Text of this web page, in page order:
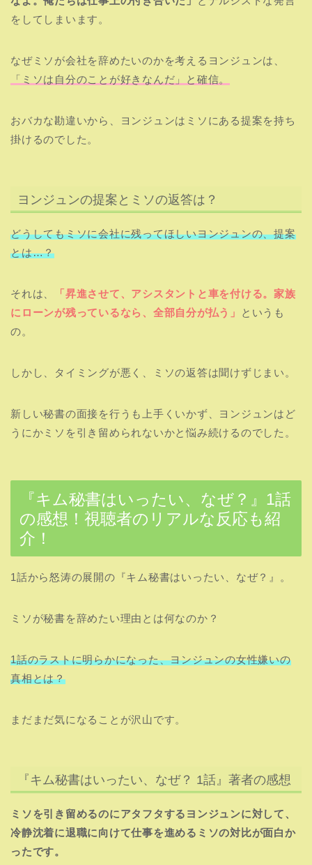
をしてしまいます。
なぜミソが会社を辞めたいのかを考えるヨンジュンは、
「ミソは自分のことが好きなんだ」と確信。
おバカな勘違いから、ヨンジュンはミソにある提案を持ち
掛けるのでした。
ヨンジュンの提案とミソの返答は？
どうしてもミソに会社に残ってほしいヨンジュンの、提案
とは…？
それは、
「昇進させて、アシスタントと車を付ける。家族
にローンが残っているなら、全部自分が払う」
というも
の。
しかし、タイミングが悪く、ミソの返答は聞けずじまい。
新しい秘書の面接を行うも上手くいかず、ヨンジュンはど
うにかミソを引き留められないかと悩み続けるのでした。
『キム秘書はいったい、なぜ？』1話
の感想！視聴者のリアルな反応も紹
介！
1話から怒涛の展開の『キム秘書はいったい、なぜ？』。
ミソが秘書を辞めたい理由とは何なのか？
1話のラストに明らかになった、ヨンジュンの女性嫌いの
真相とは？
まだまだ気になることが沢山です。
『キム秘書はいったい、なぜ？ 1話』著者の感想
ミソを引き留めるのにアタフタするヨンジュンに対して、
冷静沈着に退職に向けて仕事を進めるミソの対比が面白か
ったです。